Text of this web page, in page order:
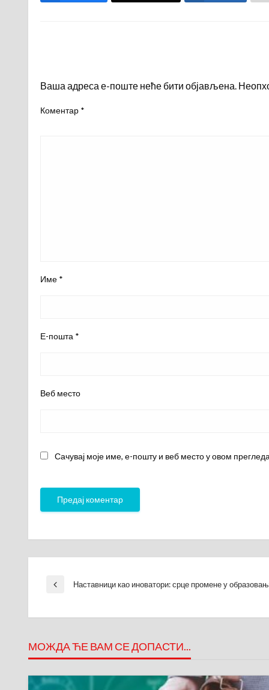
Ваша адреса е-поште неће бити објављена.
Коментар *
Име *
Е-пошта *
Веб место
Сачувај моје име, е-пошту и веб место у овом
Кретање
чланка
Previous
Наставници као иноватори: срце промене у
МОЖДА ЋЕ ВАМ СЕ ДОПАСТИ...